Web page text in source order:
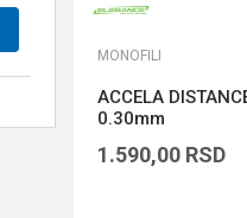
MONOFILI
ACCELA
0.30mm
1.590,00 RSD